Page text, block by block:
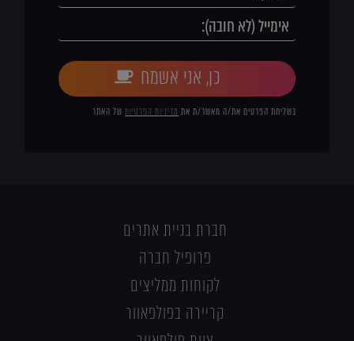
כן, אני אשמח
בשליחת הפרטים את/ה מאשר/ת את מדיניות הפרטיותשל האתר
חברת בניית אתרים
פרופיל חברה
לקוחות ממליצים
קריירה בפולפאוור